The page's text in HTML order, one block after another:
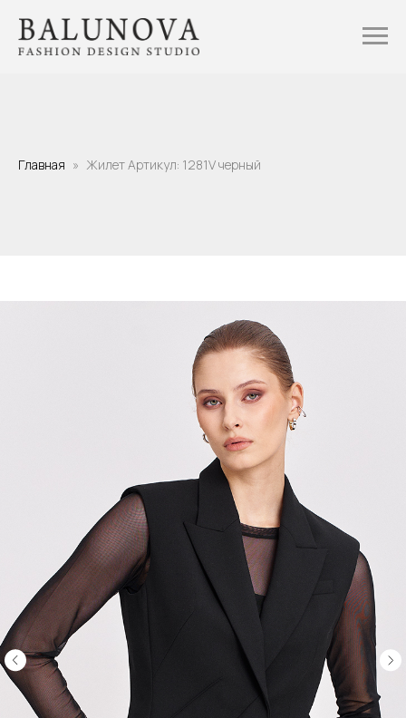
Главная Жилет Артикул: 1281V черный